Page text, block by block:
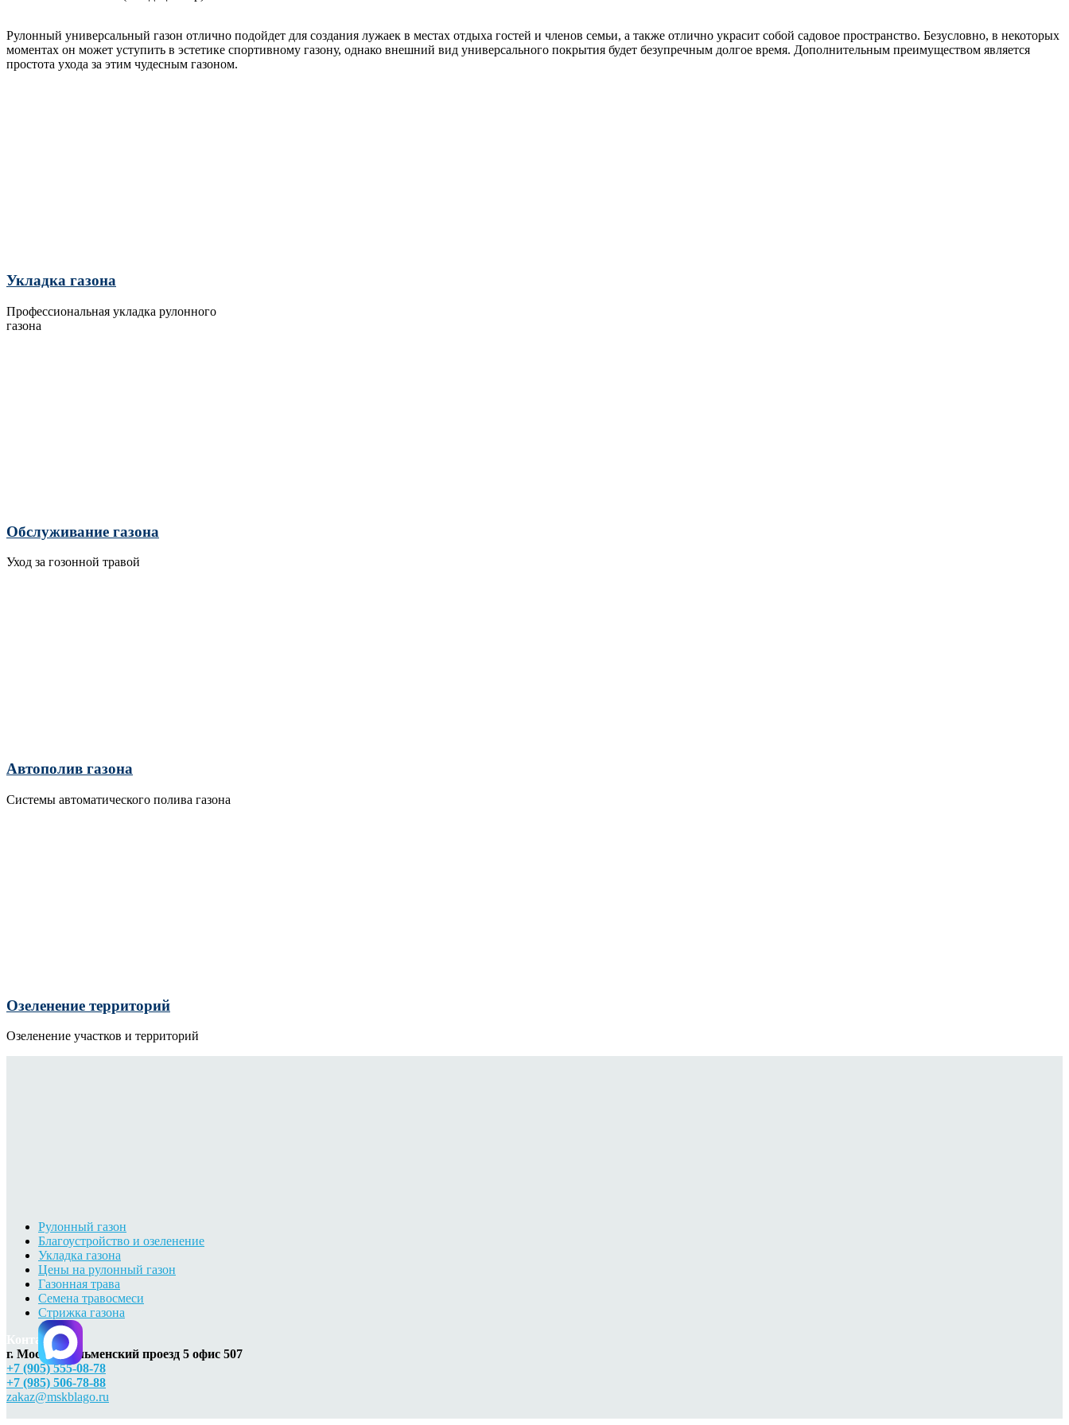
Рулонный универсальный газон отлично подойдет для создания лужаек в местах отдыха гостей и членов семьи, а также отлично украсит собой садовое пространство. Безусловно, в некоторых
моментах он может уступить в эстетике спортивному газону, однако внешний вид универсального покрытия будет безупречным долгое время. Дополнительным преимуществом является
простота ухода за этим чудесным газоном.
Укладка газона
Профессиональная укладка рулонного
газона
Обслуживание газона
Уход за гозонной травой
Автополив газона
Системы автоматического полива газона
Озеленение территорий
Озеленение участков и территорий
Рулонный газон
Благоустройство и озеленение
Укладка газона
Цены на рулонный газон
Газонная трава
Семена травосмеси
Стрижка газона
Контакты
г. Москва, Ильменский проезд 5 офис 507
+7 (905) 555-08-78
+7 (985) 506-78-88
zakaz@mskblago.ru